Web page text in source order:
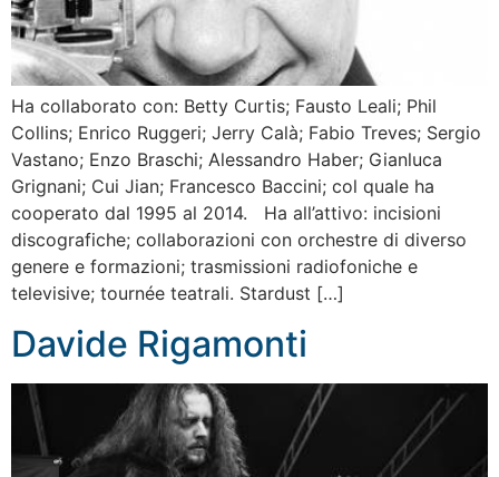
Ha collaborato con: Betty Curtis; Fausto Leali; Phil
Collins; Enrico Ruggeri; Jerry Calà; Fabio Treves; Sergio
Vastano; Enzo Braschi; Alessandro Haber; Gianluca
Grignani; Cui Jian; Francesco Baccini; col quale ha
cooperato dal 1995 al 2014. Ha all’attivo: incisioni
discografiche; collaborazioni con orchestre di diverso
genere e formazioni; trasmissioni radiofoniche e
televisive; tournée teatrali. Stardust […]
Davide Rigamonti